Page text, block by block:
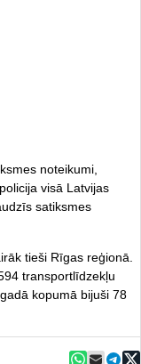
noteikumi,
visā Latvijas
satiksmes
tieši Rīgas reģionā.
transportlīdzekļu
kopumā bijuši 78